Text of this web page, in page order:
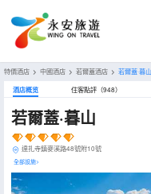
特價酒店 > 中國酒店 > 若爾蓋酒店 > 若爾蓋·暮山
酒店概览 住客點評（948）
若爾蓋·暮山
達扎寺鎮麥溪路48號附10號
全部設施>